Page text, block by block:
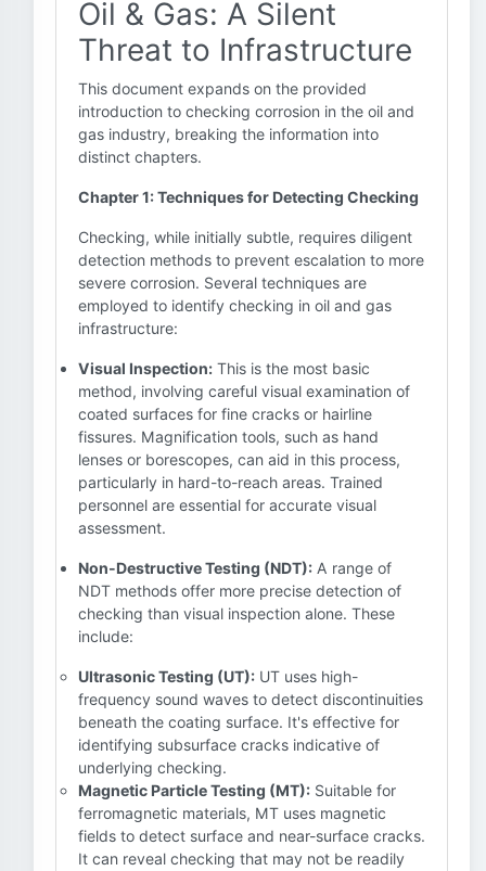
Oil & Gas: A Silent
Threat to Infrastructure
This document expands on the provided
introduction to checking corrosion in the oil and
gas industry, breaking the information into
distinct chapters.
Chapter 1: Techniques for Detecting Checking
Checking, while initially subtle, requires diligent
detection methods to prevent escalation to more
severe corrosion. Several techniques are
employed to identify checking in oil and gas
infrastructure:
Visual Inspection: This is the most basic
method, involving careful visual examination of
coated surfaces for fine cracks or hairline
fissures. Magnification tools, such as hand
lenses or borescopes, can aid in this process,
particularly in hard-to-reach areas. Trained
personnel are essential for accurate visual
assessment.
Non-Destructive Testing (NDT): A range of
NDT methods offer more precise detection of
checking than visual inspection alone. These
include:
Ultrasonic Testing (UT): UT uses high-
frequency sound waves to detect discontinuities
beneath the coating surface. It's effective for
identifying subsurface cracks indicative of
underlying checking.
Magnetic Particle Testing (MT): Suitable for
ferromagnetic materials, MT uses magnetic
fields to detect surface and near-surface cracks.
It can reveal checking that may not be readily